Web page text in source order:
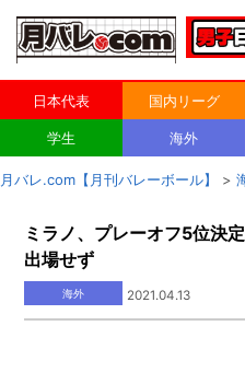
日本代表 国内リーグ
学生 海外
月バレ.com【月刊バレーボール】 >
ミラノ、プレーオフ5位決
出場せず
海外 2021.04.13